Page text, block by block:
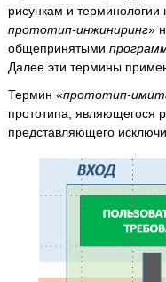
рисункам и
прототип-инжиниринг»
общепринятыми
Далее эти термины
Термин «прототип-
прототипа, являющегося
представляющего